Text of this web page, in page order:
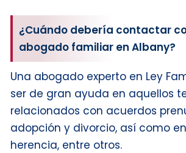
¿Cuándo debería contactar
abogado familiar en Albany?
Una abogado experto en Ley
ser de gran ayuda en aquellos
relacionados con acuerdos
adopción y divorcio, así como
herencia, entre otros.